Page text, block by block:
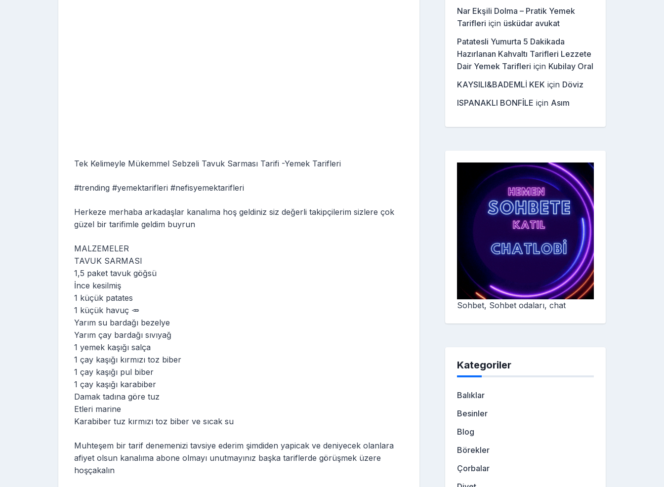
Tek Kelimeyle Mükemmel Sebzeli Tavuk Sarması Tarifi -Yemek Tarifleri
#trending #yemektarifleri #nefisyemektarifleri
Herkeze merhaba arkadaşlar kanalıma hoş geldiniz siz değerli takipçilerim sizlere çok
güzel bir tarifimle geldim buyrun
MALZEMELER
TAVUK SARMASI
1,5 paket tavuk göğsü
İnce kesilmiş
1 küçük patates
1 küçük havuç 🥕
Yarım su bardağı bezelye
Yarım çay bardağı sıvıyağ
1 yemek kaşığı salça
1 çay kaşığı kırmızı toz biber
1 çay kaşığı pul biber
1 çay kaşığı karabiber
Damak tadına göre tuz
Etleri marine
Karabiber tuz kırmızı toz biber ve sıcak su
Muhteşem bir tarif denemenizi tavsiye ederim şimdiden yapicak ve deniyecek olanlara
afiyet olsun kanalıma abone olmayı unutmayınız başka tariflerde görüşmek üzere
hoşçakalın
Nar Ekşili Dolma – Pratik Yemek
Tarifleri için üsküdar avukat
Patatesli Yumurta 5 Dakikada
Hazırlanan Kahvaltı Tarifleri Lezzete
Dair Yemek Tarifleri için Kubilay Oral
KAYSILI&BADEMLİ KEK için Döviz
ISPANAKLI BONFİLE için Asım
Sohbet, Sohbet odaları, chat
Kategoriler
Balıklar
Besinler
Blog
Börekler
Çorbalar